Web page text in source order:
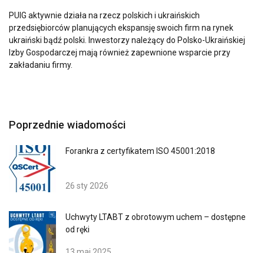
PUIG aktywnie działa na rzecz polskich i ukraińskich
przedsiębiorców planujących ekspansję swoich firm na rynek
ukraiński bądź polski. Inwestorzy należący do Polsko-Ukraińskiej
Izby Gospodarczej mają również zapewnione wsparcie przy
zakładaniu firmy.
Poprzednie wiadomości
Forankra z certyfikatem ISO 45001:2018
26 sty 2026
Uchwyty LTABT z obrotowym uchem – dostępne
od ręki
witryny, naszym partnerom reklamowym
i analitycznym, którzy mogą łączyć je z
innymi informacjami, które im
przekazałeś lub które zebrali w wyniku
Niezbędne